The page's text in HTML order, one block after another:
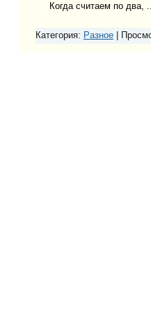
Когда считаем по два,
Категория: Разное |